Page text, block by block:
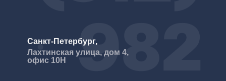
Санкт-Петербург,
Лахтинская улица, дом 4,
офис 10H